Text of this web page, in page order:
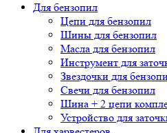
Для бензопил
Цепи для бензопил
Шины для бензопил
Масла для бензопил
Инструмент для
Звездочки для
Свечи для бензопил
Шина + 2 цепи
Устройство для